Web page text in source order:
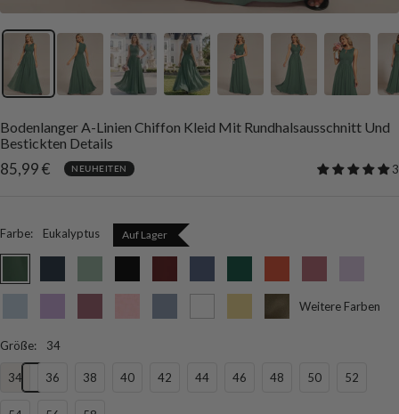
Bodenlanger A-Linien Chiffon Kleid Mit Rundhalsausschnitt Und
Bestickten Details
Angebotspreis
85,99 € NEUHEITEN 3
Farbe: Eukalyptus Auf Lager
Orange
OlivgrünWeitere Farben
Größe: 34
34 36 38 40 42 44 46 48 50 52